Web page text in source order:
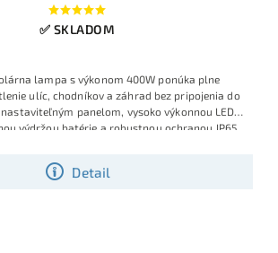
✅ SKLADOM
Detail
lampa s výkonom 400W ponúka plne
ulíc, chodníkov a záhrad bez pripojenia do
panelom, vysoko výkonnou LED
výdržou batérie a robustnou ochranou IP65.